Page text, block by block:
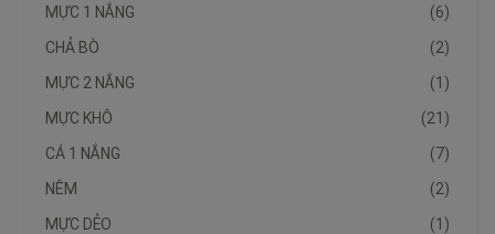
(6)
MỰC 1 NẮNG
(2)
CHẢ BÒ
(1)
MỰC 2 NẮNG
(21)
MỰC KHÔ
(7)
CÁ 1 NẮNG
(2)
NÊM
(1)
MỰC DẺO